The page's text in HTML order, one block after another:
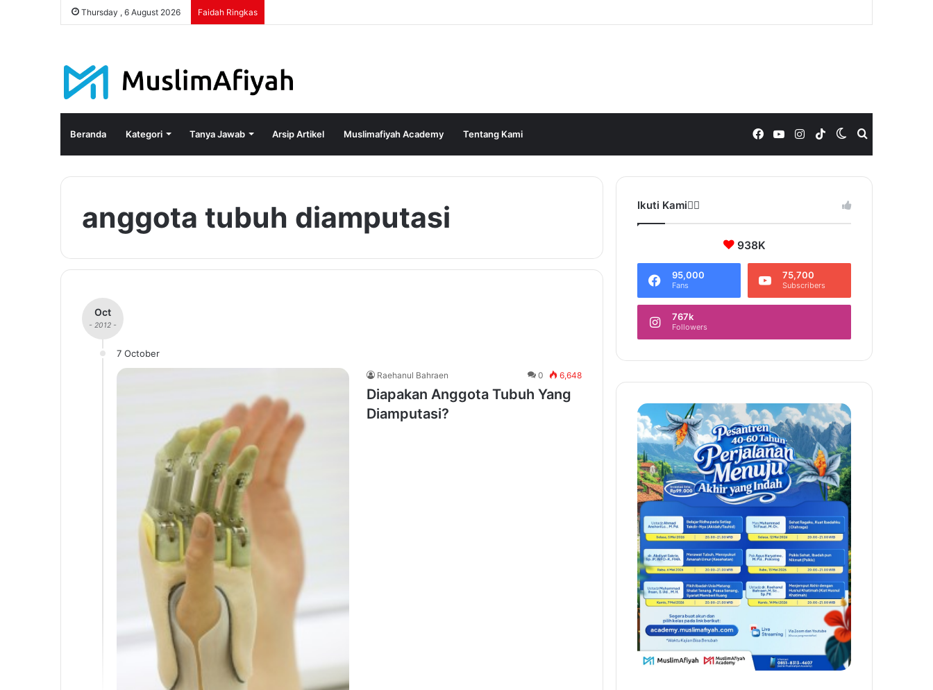
Thursday , 6 August 2026 Faidah Ringkas
Beranda Kategori Tanya Jawab Arsip Artikel Muslimafiyah Academy Tentang Kami Switch
skin
TikTok
Instagram
YouTube
Facebook
anggota tubuh diamputasi
Oct
- 2012 -
7 October
Raehanul Bahraen 0 6,648
Diapakan Anggota Tubuh Yang
Diamputasi?
Ikuti Kami❤️‍🔥
938K
95,000
Fans
75,700
Subscribers
767k
Followers